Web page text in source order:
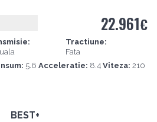
Tractiune:
Fata
5.6 Acceleratie: 8.4 Viteza:210
22.961€
BEST+